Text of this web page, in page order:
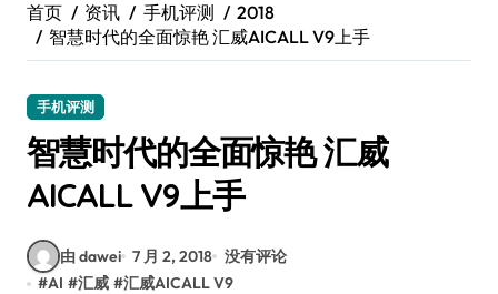
首页 资讯 手机评测
2018
智慧时代的全面惊艳 汇威AICALL V9上手
手机评测
智慧时代的全面惊艳 汇威
AICALL V9上手
由 dawei 7 月 2, 2018 没有评论
#AI #汇威 #汇威AICALL V9